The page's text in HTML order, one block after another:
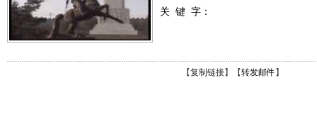
关 键 字：
【复制链接】【转发邮件 】